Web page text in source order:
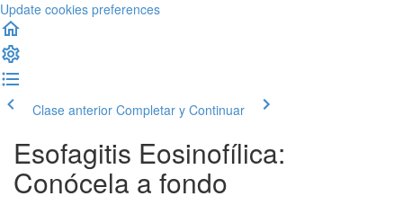
Update cookies preferences
Clase anterior Completar y Continuar
Esofagitis Eosinofílica:
Conócela a fondo